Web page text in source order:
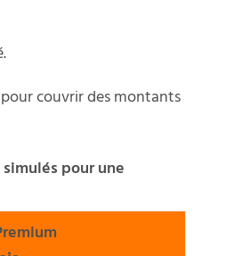
couvrir des montants
pour une